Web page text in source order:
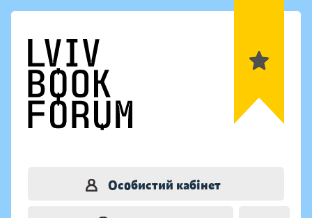
Особистий кабінет